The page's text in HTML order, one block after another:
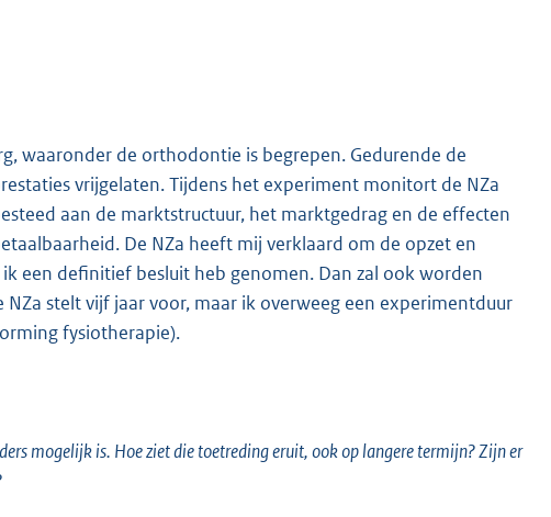
waaronder de orthodontie is begrepen. Gedurende de
vrijgelaten. Tijdens het experiment monitort de NZa
aan de marktstructuur, het marktgedrag en de effecten
De NZa heeft mij verklaard om de opzet en
een definitief besluit heb genomen. Dan zal ook worden
stelt vijf jaar voor, maar ik overweeg een experimentduur
fysiotherapie).
mogelijk is. Hoe ziet die toetreding eruit, ook op langere termijn? Zijn er